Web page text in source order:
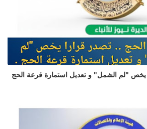
يخص "لم الشمل" و تعديل استمارة قرعة الحج